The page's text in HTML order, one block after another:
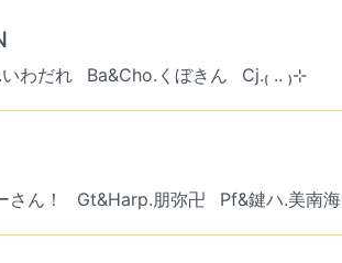
わだれ Ba&Cho.くぼきん Cj.₍ .. ₎⊹
ん！ Gt&Harp.朋弥卍 Pf&鍵ハ.美南海